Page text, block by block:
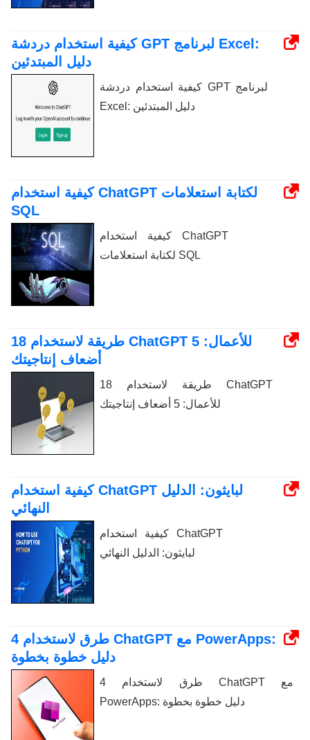
كيفية استخدام دردشة GPT لبرنامج Excel:
دليل المبتدئين
كيفية استخدام دردشة GPT لبرنامج
Excel: دليل المبتدئين
كيفية استخدام ChatGPT لكتابة استعلامات
SQL
كيفية استخدام ChatGPT
لكتابة استعلامات SQL
18 طريقة لاستخدام ChatGPT للأعمال: 5
أضعاف إنتاجيتك
18 طريقة لاستخدام ChatGPT
للأعمال: 5 أضعاف إنتاجيتك
كيفية استخدام ChatGPT لبايثون: الدليل
النهائي
كيفية استخدام ChatGPT
لبايثون: الدليل النهائي
4 طرق لاستخدام ChatGPT مع PowerApps:
دليل خطوة بخطوة
4 طرق لاستخدام ChatGPT مع
PowerApps: دليل خطوة بخطوة